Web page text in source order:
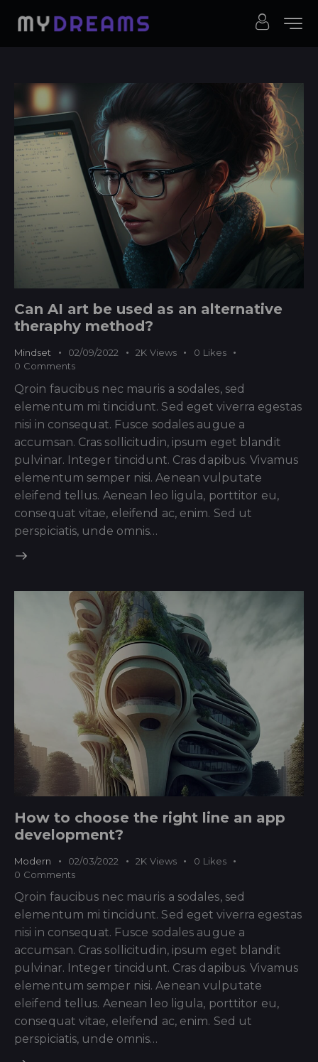
Can AI art be used as an alternative
theraphy method?
Mindset 02/09/2022 2K Views 0 Likes
0 Comments
Qroin faucibus nec mauris a sodales, sed
elementum mi tincidunt. Sed eget viverra egestas
nisi in consequat. Fusce sodales augue a
accumsan. Cras sollicitudin, ipsum eget blandit
pulvinar. Integer tincidunt. Cras dapibus. Vivamus
elementum semper nisi. Aenean vulputate
eleifend tellus. Aenean leo ligula, porttitor eu,
consequat vitae, eleifend ac, enim. Sed ut
perspiciatis, unde omnis…
How to choose the right line an app
development?
Modern 02/03/2022 2K Views 0 Likes
0 Comments
Qroin faucibus nec mauris a sodales, sed
elementum mi tincidunt. Sed eget viverra egestas
nisi in consequat. Fusce sodales augue a
accumsan. Cras sollicitudin, ipsum eget blandit
pulvinar. Integer tincidunt. Cras dapibus. Vivamus
elementum semper nisi. Aenean vulputate
eleifend tellus. Aenean leo ligula, porttitor eu,
consequat vitae, eleifend ac, enim. Sed ut
perspiciatis, unde omnis…